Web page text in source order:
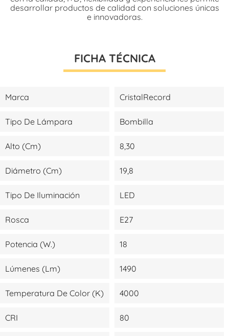
desarrollar productos de calidad con soluciones únicas
e innovadoras.
FICHA TÉCNICA
Marca CristalRecord
Tipo De Lámpara Bombilla
Alto (cm) 8,30
Diámetro (cm) 19,8
Tipo De Iluminación LED
Rosca E27
Potencia (W.) 18
Lúmenes (lm) 1490
Temperatura De Color (K) 4000
CRI 80